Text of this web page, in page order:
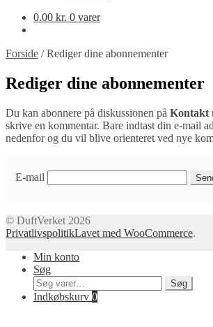
0.00 kr. 0 varer
Forside /Rediger dine abonnementer
Rediger dine abonnementer
Du kan abonnere på diskussionen på Kontakt
skrive en kommentar. Bare indtast din e-mail
nedenfor og du vil blive orienteret ved nye
E-mail
© DuftVerket 2026
PrivatlivspolitikLavet med WooCommerce.
Min konto
Søg
Søg
efter:
Søg
Indkøbskurv 0